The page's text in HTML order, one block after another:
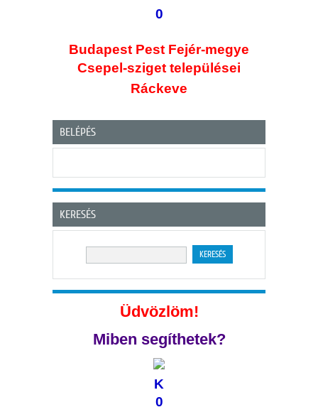
0
Budapest Pest Fejér-megye
Csepel-sziget települései
Ráckeve
BELÉPÉS
KERESÉS
Üdvözlöm!
Miben segíthetek?
K
0